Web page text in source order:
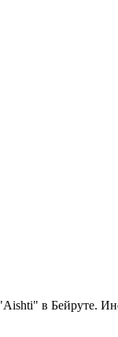
в Бейруте.